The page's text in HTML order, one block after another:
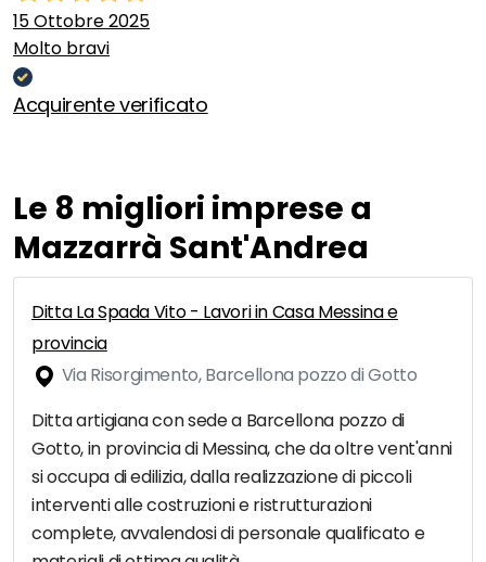
15 Ottobre 2025
Molto bravi
Acquirente verificato
Le 8 migliori imprese a
Mazzarrà Sant'Andrea
Ditta La Spada Vito - Lavori in Casa Messina e
provincia
Via Risorgimento, Barcellona pozzo di Gotto
Ditta artigiana con sede a Barcellona pozzo di
Gotto, in provincia di Messina, che da oltre vent'anni
si occupa di edilizia, dalla realizzazione di piccoli
interventi alle costruzioni e ristrutturazioni
complete, avvalendosi di personale qualificato e